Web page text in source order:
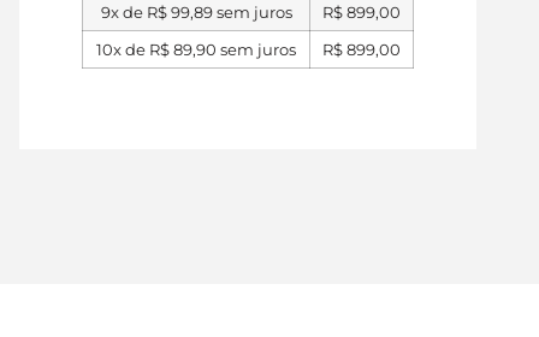
9x de R$99,89sem juros R$899,00
10x de R$89,90 sem juros R$899,00